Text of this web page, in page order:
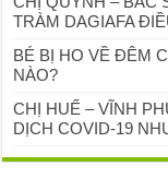
TRÀM DAGIAFA
BÉ BỊ HO VỀ ĐÊM
NÀO?
CHỊ HUẾ – VĨNH
DỊCH COVID-19